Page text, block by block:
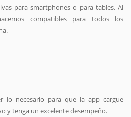
para smartphones o para tables. Al
compatibles para todos los
lo necesario para que la app cargue
y tenga un excelente desempeño.